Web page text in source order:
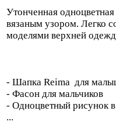
Утонченная
вязаным узором. Легко
моделями верхней
- Шапка Reima для
- Фасон для мальчиков
- Одноцветный рисунок в
...